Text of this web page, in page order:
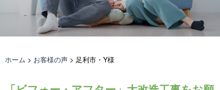
ホーム > お客様の声 > 足利市・Y様